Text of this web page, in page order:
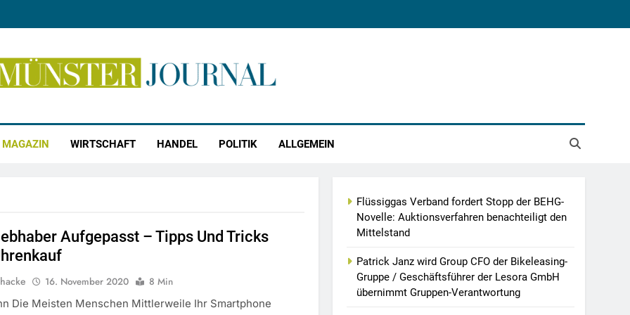
MAGAZIN WIRTSCHAFT HANDEL POLITIK ALLGEMEIN
Aufgepasst – Tipps Und Tricks
16. November 2020
8 Min
Die Meisten Menschen Mittlerweile Ihr Smartphone
Flüssiggas Verband fordert Stopp der BEHG-
Novelle: Auktionsverfahren benachteiligt den
Mittelstand
Patrick Janz wird Group CFO der Bikeleasing-
Gruppe / Geschäftsführer der Lesora GmbH
übernimmt Gruppen-Verantwortung